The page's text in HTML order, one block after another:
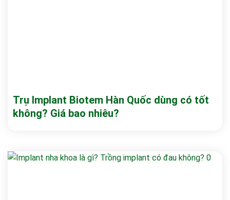
Trụ Implant Biotem Hàn Quốc dùng có tốt
không? Giá bao nhiêu?